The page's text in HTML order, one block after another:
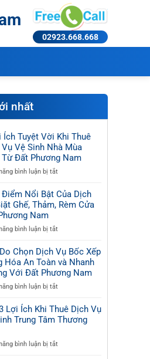
02923.668.668
nhất
Ích Tuyệt Vời Khi Thuê
Vệ Sinh Nhà Mùa
Từ Đất Phương Nam
bình luận bị tắtở
Lợi
Ích
Khi
Dịch
Vụ
Vệ
Nhà
Mưa
Từ
Điểm Nổi Bật Của Dịch
Ghế, Thảm, Rèm Cửa
Nam
bình luận bị tắtở
Ưu
Điểm
Bật
Của
Vụ
Giặt
Rèm
Chọn Dịch Vụ Bốc Xếp
Hóa An Toàn và Nhanh
Với Đất Phương Nam
bình luận bị tắtở
Lý
Do
Vụ
Lợi Ích Khi Thuê Dịch Vụ
Trung Tâm Thương
bình luận bị tắtở